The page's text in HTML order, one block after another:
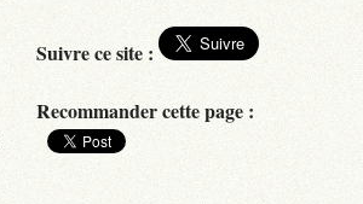
Suivre ce site :
Recommander cette page :